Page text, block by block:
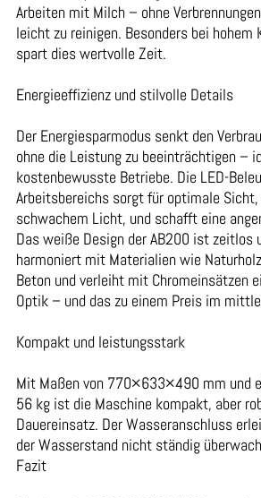
Arbeiten mit Milch – ohne
leicht zu reinigen. Besonders bei hohem
spart dies wertvolle Zeit.
Energieeffizienz und stilvolle Details
Der Energiesparmodus senkt den
ohne die Leistung zu beeinträchtigen –
kostenbewusste Betriebe. Die LED-
Arbeitsbereichs sorgt für optimale Sicht,
schwachem Licht, und schafft eine
Das weiße Design der AB200 ist zeitlos
harmoniert mit Materialien wie
Beton und verleiht mit Chromeinsätzen
Optik – und das zu einem Preis im
Kompakt und leistungsstark
Mit Maßen von 770×633×490 mm und
56 kg ist die Maschine kompakt, aber
Dauereinsatz. Der Wasseranschluss
der Wasserstand nicht ständig
Fazit